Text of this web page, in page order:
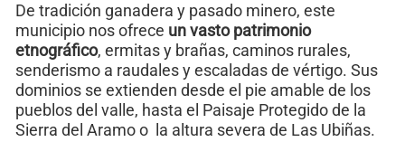
De tradición ganadera y pasado minero, este
municipio nos ofrece un vasto patrimonio
etnográfico, ermitas y brañas, caminos rurales,
senderismo a raudales y escaladas de vértigo. Sus
dominios se extienden desde el pie amable de los
pueblos del valle, hasta el Paisaje Protegido de la
Sierra del Aramo o la altura severa de Las Ubiñas.